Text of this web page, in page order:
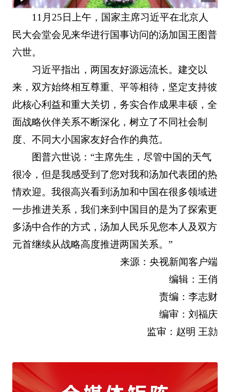
11月25日上午，国家主席习近平在北京人
民大会堂会见来华进行国事访问的汤加国王图普
六世。
习近平指出，两国友好源远流长。建交以
来，双方始终相互尊重、平等相待，坚定支持彼
此核心利益和重大关切，务实合作成果丰硕，全
面战略伙伴关系不断深化，树立了不同社会制
度、不同大小国家友好合作的典范。
图普六世说：“主席先生，尽管中国的天气
很冷，但是我感受到了您对我和汤加代表团的热
情欢迎。我很高兴看到汤加和中国在很多领域进
一步推进关系，我们来到中国目的是为了探索更
多汤中合作的方式，汤加人民乐见您本人及双方
元首继续从战略高度推进两国关系。”
来源：央视新闻客户端
编辑：王俏
责编：李志财
编审：刘福庆
监审：赵明 王勍